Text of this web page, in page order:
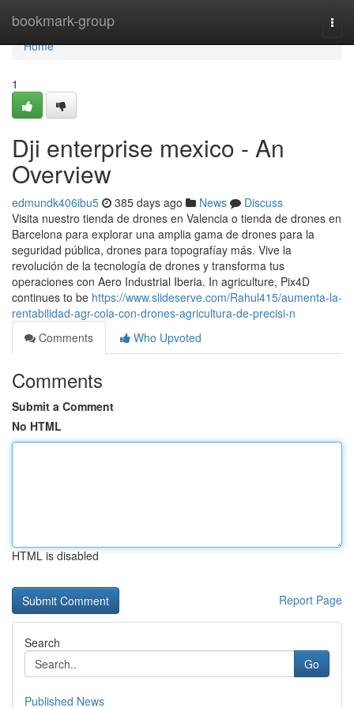
bookmark-group
Home
Home
1
Dji enterprise mexico - An
Overview
edmundk406ibu5 385 days ago News
Discuss
Visita nuestro tienda de drones en Valencia o tienda de drones en
Barcelona para explorar una amplia gama de drones para la
seguridad pública, drones para topografíay más. Vive la
revolución de la tecnología de drones y transforma tus
operaciones con Aero Industrial Iberia. In agriculture, Pix4D
continues to be https://www.slideserve.com/Rahul415/aumenta-la-
rentabilidad-agr-cola-con-drones-agricultura-de-precisi-n
Comments
Who Upvoted
Comments
Submit a Comment
No HTML
HTML is disabled
Report Page
Search
Go
Published News